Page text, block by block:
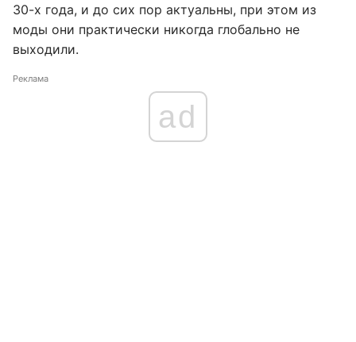
30-х года, и до сих пор актуальны, при этом из
моды они практически никогда глобально не
выходили.
Реклама
ad